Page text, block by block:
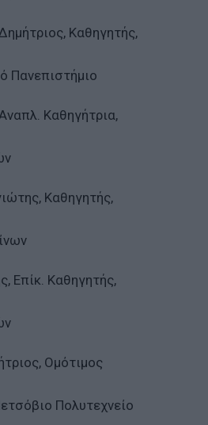
Καθηγητής,
Πανεπιστήμιο
Καθηγήτρια,
Καθηγητής,
Επίκ. Καθηγητής,
Ομότιμος
Πολυτεχνείο